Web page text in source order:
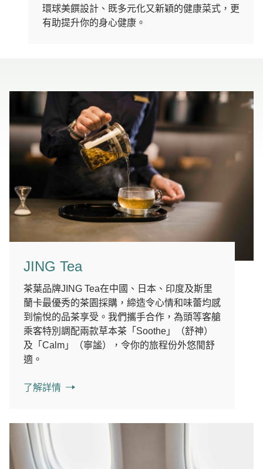
環球美饌設計、既多元化又新穎的健康菜式，更
有助提升你的身心健康。
JING Tea
茶葉品牌JING Tea在中國、日本、印度及斯里
蘭卡最優秀的茶園採購，締造令心情和味蕾均感
到愉悅的品茶享受。我們攜手合作，為頭等客艙
乘客特別調配兩款草本茶「Soothe」（舒神）
及「Calm」（寧謐），令你的旅程份外悠閒舒
適。
了解詳情